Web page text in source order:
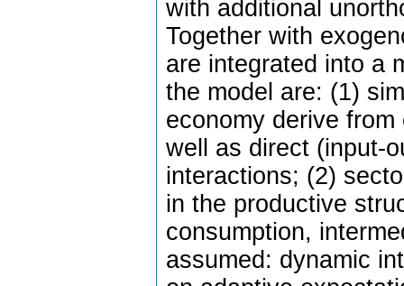
with additional
Together with
are integrated into a
the model are: (1)
economy derive
well as direct (input-
interactions; (2)
in the productive
consumption,
assumed: dynamic